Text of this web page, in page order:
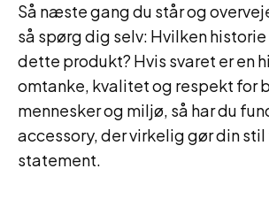
Så næste gang du står og
så spørg dig selv: Hvilken
dette produkt? Hvis svaret er en
omtanke, kvalitet og respekt for
mennesker og miljø, så har du
accessory, der virkelig gør din
statement.